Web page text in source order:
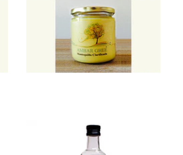
Ghee 450
ml
$13.490